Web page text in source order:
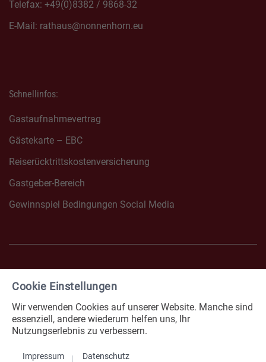
Telefax: +49(0)8382 / 9868-32
E-Mail: rathaus@nonnenhorn.eu
Schnellinfos:
Gastaufnahmevertrag
Gästekarte – EBC
Reiserücktrittskostenversicherung
Gastgeber-Bereich
Gewinnspiel Bedingungen Social Media
FACEBOOK NONNENHORN
Impressum
Datenschutz
Cookie Einstellungen
Wir verwenden Cookies auf unserer Website. Manche sind
essenziell, andere wiederum helfen uns, Ihr
Nutzungserlebnis zu verbessern.
Impressum Datenschutz